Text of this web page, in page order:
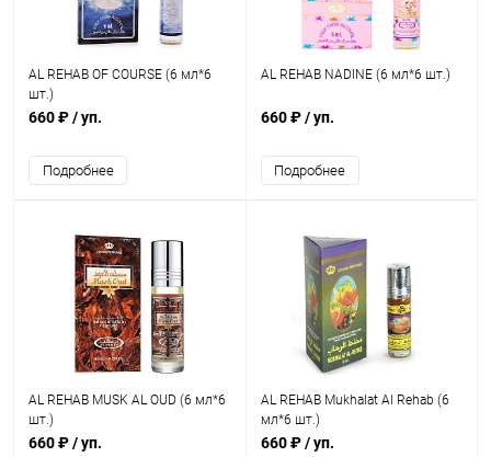
AL REHAB OF COURSE (6 мл*6
шт.)
660 ₽/ уп.
Подробнее
AL REHAB NADINE (6 мл*6 шт.)
660 ₽/ уп.
Подробнее
AL REHAB MUSK AL OUD (6 мл*6
шт.)
660 ₽/ уп.
AL REHAB Mukhalat Al Rehab (6
мл*6 шт.)
660 ₽/ уп.